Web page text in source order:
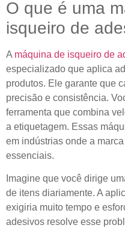
O que é uma
isqueiro de
A máquina de isqueiro de
especializado que aplica
produtos. Ele garante que
precisão e consistência.
ferramenta que combina
a etiquetagem. Essas
em indústrias onde a
essenciais.
Imagine que você dirige
de itens diariamente. A
exigiria muito tempo e
adesivos resolve esse